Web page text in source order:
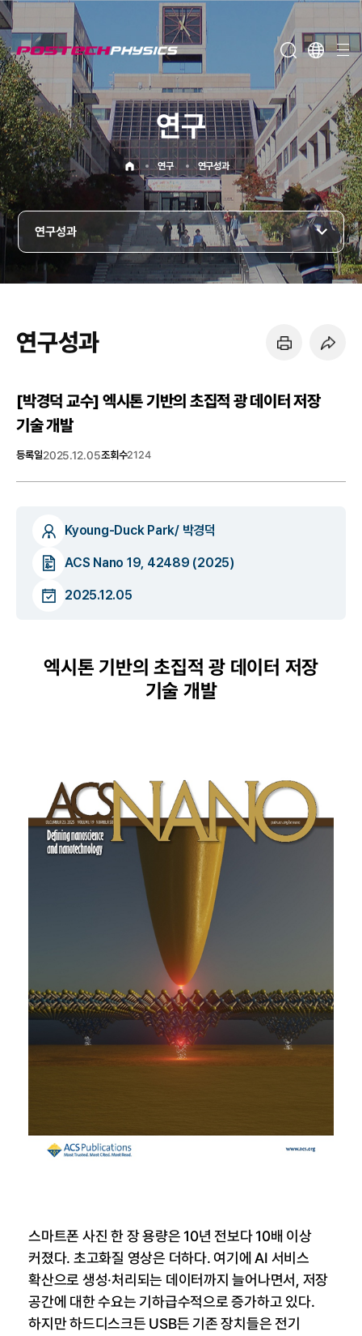
연구
연구 연구성과
연구성과
연구성과
[박경덕 교수] 엑시톤 기반의 초집적 광 데이터 저장
기술 개발
등록일2025.12.05조회수2124
Kyoung-Duck Park/ 박경덕
ACS Nano 19, 42489 (2025)
2025.12.05
엑시톤 기반의 초집적 광 데이터 저장
기술 개발
스마트폰 사진 한 장 용량은 10년 전보다 10배 이상
커졌다. 초고화질 영상은 더하다. 여기에 AI 서비스
확산으로 생성·처리되는 데이터까지 늘어나면서, 저장
공간에 대한 수요는 기하급수적으로 증가하고 있다.
하지만 하드디스크든 USB든 기존 장치들은 전기